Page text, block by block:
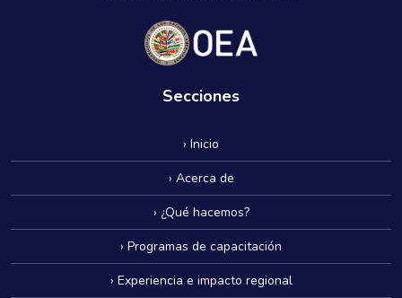
Secciones
› Inicio
› Acerca de
› ¿Qué hacemos?
› Programas de capacitación
› Experiencia e impacto regional